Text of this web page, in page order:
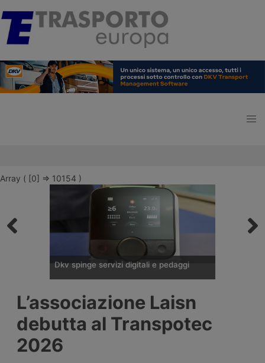
Array ( [0] => 10154 )
Dkv spinge servizi digitali e pedaggi
presentato soluzioni per pagamenti su
strada, pedaggi europei, carte carburante,
mobilità elettrica e gestione digitale delle
flotte. Ha presentato la versione 4G del
Dkv Box Europe.
L’associazione Laisn
debutta al Transpotec
2026